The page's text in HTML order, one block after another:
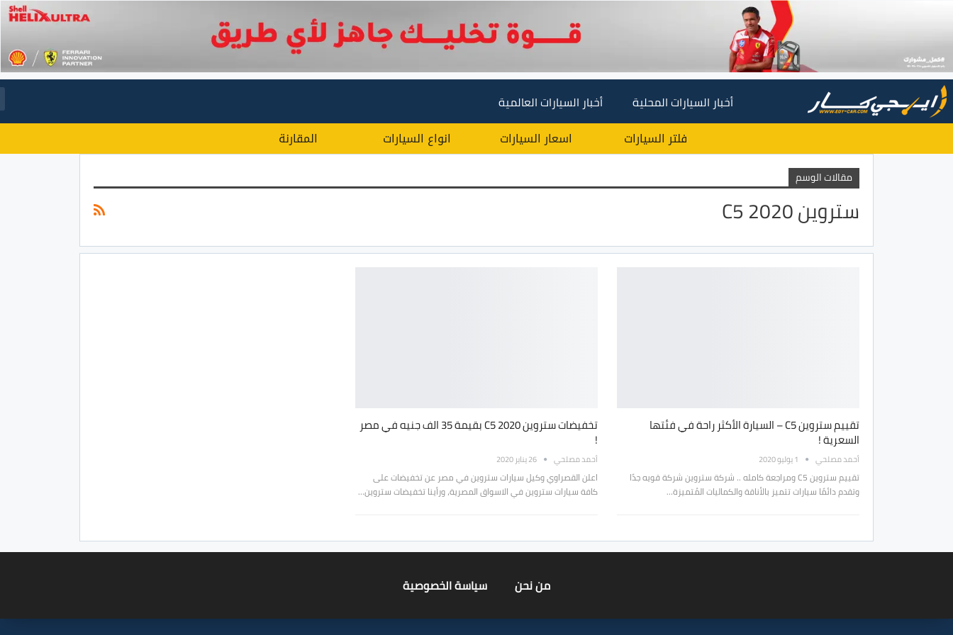
أخبار السيارات المحلية أخبار السيارات العالمية
فلتر السيارات اسعار السيارات انواع السيارات المقارنة
مقالات الوسم
ستروين C5 2020
تقييم ستروين C5 – السيارة الأكثر راحة في فئتها
السعرية !
أحمد مصلحي 1 يوليو 2020
تقييم ستروين C5 ومراجعة كامله .. شركة ستروين شركة قويه جدًا
وتقدم دائمًا سيارات تتميز بالأناقة والكماليات المُتميزة…
تخفيضات ستروين C5 2020 بقيمة 35 الف جنيه في مصر
!
أحمد مصلحي 26 يناير 2020
اعلن القصراوي وكيل سيارات ستروين في مصر عن تخفيضات على
كافة سيارات ستروين في الاسواق المصرية، ورأينا تخفيضات ستروين…
من نحن سياسة الخصوصية